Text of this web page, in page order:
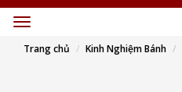
Menu
Trang chủ Kinh Nghiệm Bánh